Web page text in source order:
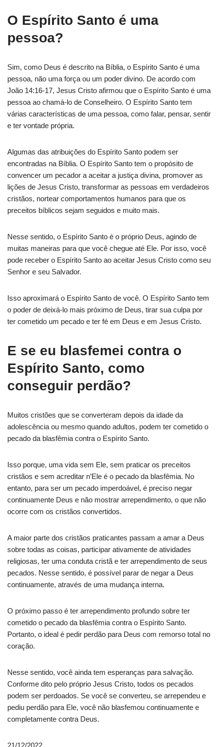
O Espírito Santo é uma
pessoa?
Sim, como Deus é descrito na Bíblia, o Espírito Santo é uma
pessoa, não uma força ou um poder divino. De acordo com
João 14:16-17, Jesus Cristo afirmou que o Espírito Santo é uma
pessoa ao chamá-lo de Conselheiro. O Espírito Santo tem
várias características de uma pessoa, como falar, pensar, sentir
e ter vontade própria.
Algumas das atribuições do Espírito Santo podem ser
encontradas na Bíblia. O Espírito Santo tem o propósito de
convencer um pecador a aceitar a justiça divina, promover as
lições de Jesus Cristo, transformar as pessoas em verdadeiros
cristãos, nortear comportamentos humanos para que os
preceitos bíblicos sejam seguidos e muito mais.
Nesse sentido, o Espírito Santo é o próprio Deus, agindo de
muitas maneiras para que você chegue até Ele. Por isso, você
pode receber o Espírito Santo ao aceitar Jesus Cristo como seu
Senhor e seu Salvador.
Isso aproximará o Espírito Santo de você. O Espírito Santo tem
o poder de deixá-lo mais próximo de Deus, tirar sua culpa por
ter cometido um pecado e ter fé em Deus e em Jesus Cristo.
E se eu blasfemei contra o
Espírito Santo, como
conseguir perdão?
Muitos cristões que se converteram depois da idade da
adolescência ou mesmo quando adultos, podem ter cometido o
pecado da blasfêmia contra o Espírito Santo.
Isso porque, uma vida sem Ele, sem praticar os preceitos
cristãos e sem acreditar n’Ele é o pecado da blasfêmia. No
entanto, para ser um pecado imperdoável, é preciso negar
continuamente Deus e não mostrar arrependimento, o que não
ocorre com os cristãos convertidos.
A maior parte dos cristãos praticantes passam a amar a Deus
sobre todas as coisas, participar ativamente de atividades
religiosas, ter uma conduta cristã e ter arrependimento de seus
pecados. Nesse sentido, é possível parar de negar a Deus
continuamente, através de uma mudança interna.
O próximo passo é ter arrependimento profundo sobre ter
cometido o pecado da blasfêmia contra o Espírito Santo.
Portanto, o ideal é pedir perdão para Deus com remorso total no
coração.
Nesse sentido, você ainda tem esperanças para salvação.
Conforme dito pelo próprio Jesus Cristo, todos os pecados
podem ser perdoados. Se você se converteu, se arrependeu e
pediu perdão para Ele, você não blasfemou continuamente e
completamente contra Deus.